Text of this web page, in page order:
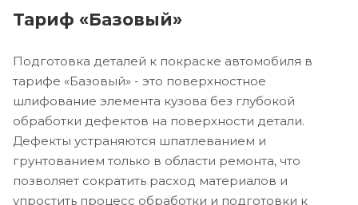
Тариф «Базовый»
Подготовка деталей к покраске автомобиля в
тарифе «Базовый» - это поверхностное
шлифование элемента кузова без глубокой
обработки дефектов на поверхности детали.
Дефекты устраняются шпатлеванием и
грунтованием только в области ремонта, что
позволяет сократить расход материалов и
упростить процесс обработки и подготовки к